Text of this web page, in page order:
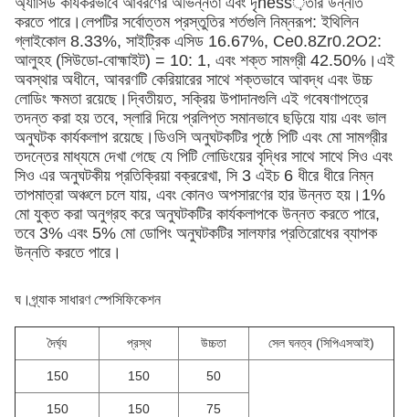
করতে পারে।লেপটির সর্বোত্তম প্রস্তুতির শর্তগুলি নিম্নরূপ: ইথিলিন
গ্লাইকোল 8.33%, সাইট্রিক এসিড 16.67%, Ce0.8Zr0.2O2:
আলুহহ (সিউডো-বোহ্মাইট) = 10: 1, এবং শক্ত সামগ্রী 42.50%।এই
অবস্থার অধীনে, আবরণটি কেরিয়ারের সাথে শক্তভাবে আবদ্ধ এবং উচ্চ
লোডিং ক্ষমতা রয়েছে।দ্বিতীয়ত, সক্রিয় উপাদানগুলি এই গবেষণাপত্রে
তদন্ত করা হয় তবে, স্লারি দিয়ে প্রলিপ্ত সমানভাবে ছড়িয়ে যায় এবং ভাল
অনুঘটক কার্যকলাপ রয়েছে।ডিওসি অনুঘটকটির পৃষ্ঠে পিটি এবং মো সামগ্রীর
তদন্তের মাধ্যমে দেখা গেছে যে পিটি লোডিংয়ের বৃদ্ধির সাথে সাথে সিও এবং
সিও এর অনুঘটকীয় প্রতিক্রিয়া বক্ররেখা, সি 3 এইচ 6 ধীরে ধীরে নিম্ন
তাপমাত্রা অঞ্চলে চলে যায়, এবং কোনও অপসারণের হার উন্নত হয়।1%
মো যুক্ত করা অনুগ্রহ করে অনুঘটকটির কার্যকলাপকে উন্নত করতে পারে,
তবে 3% এবং 5% মো ডোপিং অনুঘটকটির সালফার প্রতিরোধের ব্যাপক
উন্নতি করতে পারে।
ঘ।গ্র্যাক সাধারণ স্পেসিফিকেশন
দৈর্ঘ্য প্রস্থ উচ্চতা সেল ঘনত্ব (সিপিএসআই)
150 150 50
150 150 75